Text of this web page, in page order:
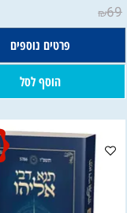
₪69
פרטים נוספים
הוסף לסל